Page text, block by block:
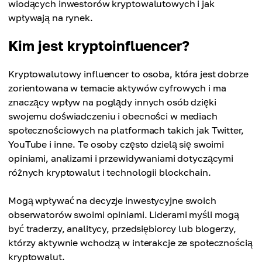
wiodących inwestorów kryptowalutowych i jak
wpływają na rynek.
Kim jest kryptoinfluencer?
Kryptowalutowy influencer to osoba, która jest dobrze
zorientowana w temacie aktywów cyfrowych i ma
znaczący wpływ na poglądy innych osób dzięki
swojemu doświadczeniu i obecności w mediach
społecznościowych na platformach takich jak Twitter,
YouTube i inne. Te osoby często dzielą się swoimi
opiniami, analizami i przewidywaniami dotyczącymi
różnych kryptowalut i technologii blockchain.
Mogą wpływać na decyzje inwestycyjne swoich
obserwatorów swoimi opiniami. Liderami myśli mogą
być traderzy, analitycy, przedsiębiorcy lub blogerzy,
którzy aktywnie wchodzą w interakcje ze społecznością
kryptowalut.